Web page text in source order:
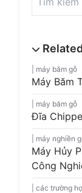
máy băm gỗ
Máy Băm
máy băm gỗ
Đĩa
máy nghiền
Máy Hủy
Công
các trường